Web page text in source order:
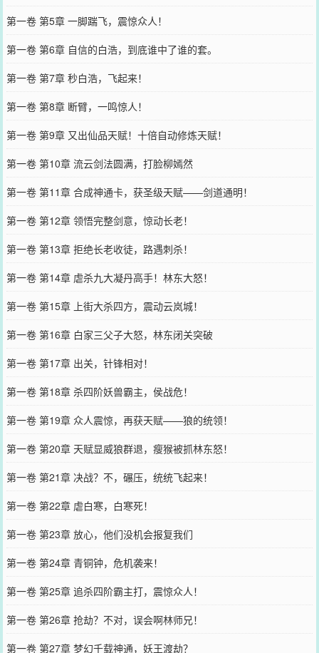
第一卷 第5章 一脚踹飞，震惊众人！
第一卷 第6章 自信的白浩，到底谁中了谁的套。
第一卷 第7章 秒白浩，飞起来！
第一卷 第8章 断臂，一鸣惊人！
第一卷 第9章 又出仙品天赋！十倍自动修炼天赋！
第一卷 第10章 流云剑法圆满，打脸柳嫣然
第一卷 第11章 合成神通卡，获圣级天赋——剑道通明！
第一卷 第12章 领悟完整剑意，惊动长老！
第一卷 第13章 拒绝长老收徒，路遇刺杀！
第一卷 第14章 虐杀九大凝丹高手！林东大怒！
第一卷 第15章 上街大杀四方，震动云岚城！
第一卷 第16章 白家三父子大怒，林东闭关突破
第一卷 第17章 出关，针锋相对！
第一卷 第18章 杀四阶妖兽霸主，侯战危！
第一卷 第19章 众人震惊，再获天赋——狼的统领！
第一卷 第20章 天赋显威狼群退，瘦猴被抓林东怒！
第一卷 第21章 决战？不，碾压，统统飞起来！
第一卷 第22章 虐白寒，白寒死！
第一卷 第23章 放心，他们没机会报复我们
第一卷 第24章 青铜钟，危机袭来！
第一卷 第25章 追杀四阶霸主打，震惊众人！
第一卷 第26章 抢劫？不对，误会啊林师兄！
第一卷 第27章 梦幻千载神通，妖王渡劫？